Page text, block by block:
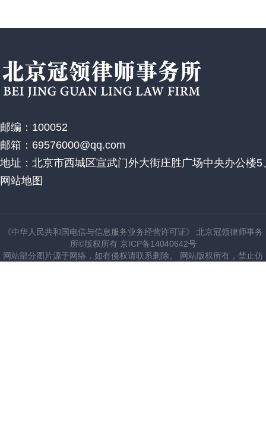
邮编：100052
邮箱：69576000@qq.com
地址：北京市西城区宣武门外大街庄胜广场中央办公楼5
网站地图
《中华人民共和国电信与信息服务业务经营许可证》 北京冠领律师事务
所©版权所有 京ICP备14040642号
网站部分图片源于网络，如有侵权请联系删除。 网站版权所有，禁止仿